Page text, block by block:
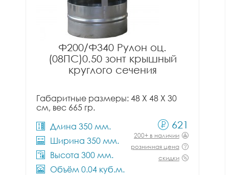
Ф200/Ф340 Рулон оц.
(08ПС)0.50 зонт крышный
круглого сечения
Габаритные размеры: 48 X 48 X 30
см, вес 665 гр.
Длина 350 мм.
Ширина 350 мм.
Высота 300 мм.
Объём 0.04 куб.м.
621
200+ в наличии
розничная цена
скидки